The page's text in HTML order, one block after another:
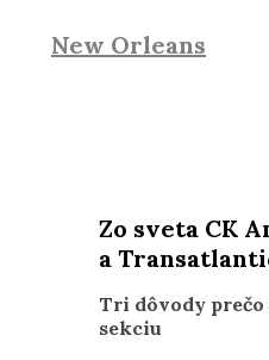
New Orleans
Zo sveta CK
a
Tri dôvody
sekciu